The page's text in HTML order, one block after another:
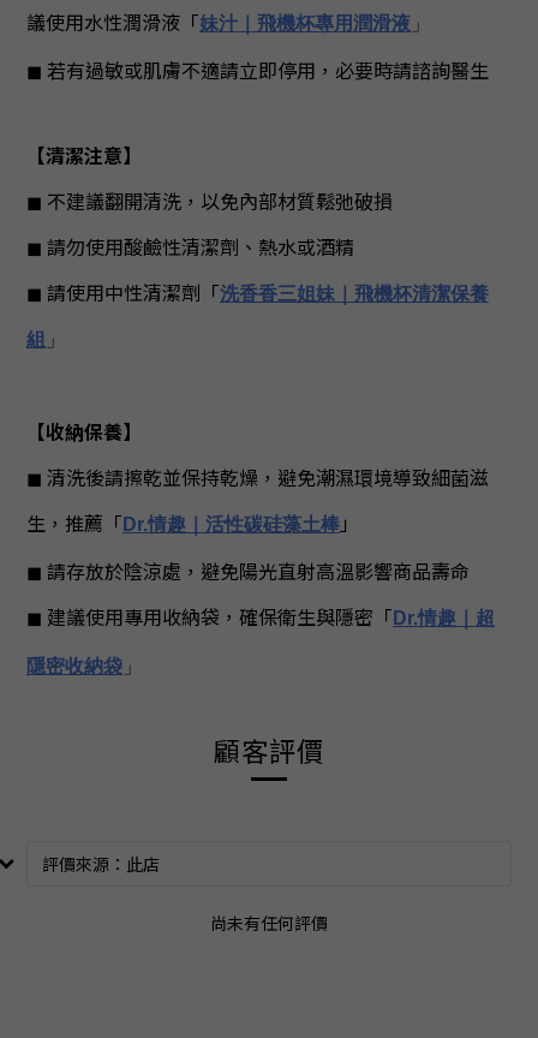
議使用水性潤滑液 「妹汁｜飛機杯專用潤滑液 」
◼︎ 若有過敏或肌膚不適請立即停用，必要時請諮詢醫生
【清潔注意】
◼︎ 不建議翻開清洗，以免內部材質鬆弛破損
◼︎ 請勿使用酸鹼性清潔劑、熱水或酒精
◼︎ 請使用中性清潔劑 「洗香香三姐妹｜飛機杯清潔保養
組 」
【收納保養】
◼︎ 清洗後請擦乾並保持乾燥，避免潮濕環境導致細菌滋
生，推薦「 Dr.情趣｜活性碳硅藻土棒 」
◼︎ 請存放於陰涼處，避免陽光直射高溫影響商品壽命
◼︎ 建議使用專用收納袋，確保衛生與隱密 「 Dr.情趣｜超
隱密收納袋 」
顧客評價
尚未有任何評價